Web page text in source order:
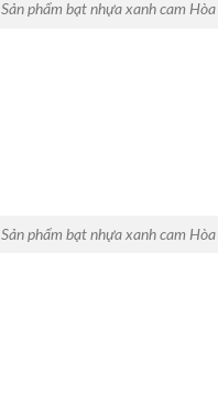
Sản phẩm bạt nhựa xanh cam
Sản phẩm bạt nhựa xanh cam